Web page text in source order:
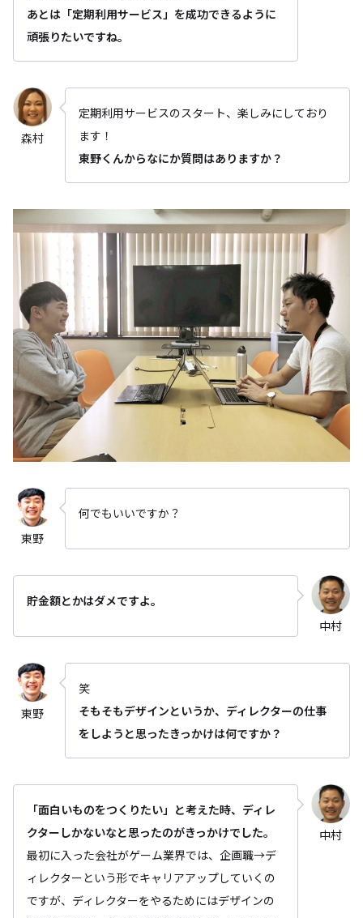
あとは「定期利用サービス」を成功できるように
頑張りたいですね。
森村
定期利用サービスのスタート、楽しみにしており
ます！
東野くんからなにか質問はありますか？
東野
何でもいいですか？
貯金額とかはダメですよ。
中村
東野
笑
そもそもデザインというか、ディレクターの仕事
をしようと思ったきっかけは何ですか？
「面白いものをつくりたい」と考えた時、ディレ
クターしかないなと思ったのがきっかけでした。
最初に入った会社がゲーム業界では、企画職→デ
ィレクターという形でキャリアアップしていくの
ですが、ディレクターをやるためにはデザインの
中村